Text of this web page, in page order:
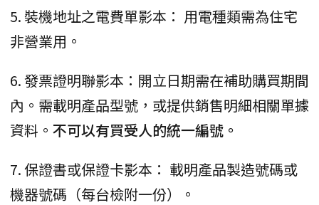
5. 裝機地址之電費單影本： 用電種類需為住宅
非營業用。
6. 發票證明聯影本：開立日期需在補助購買期間
內。需載明產品型號，或提供銷售明細相關單據
資料。 不可以有買受人的統一編號。
7. 保證書或保證卡影本： 載明產品製造號碼或
機器號碼（每台檢附一份）。